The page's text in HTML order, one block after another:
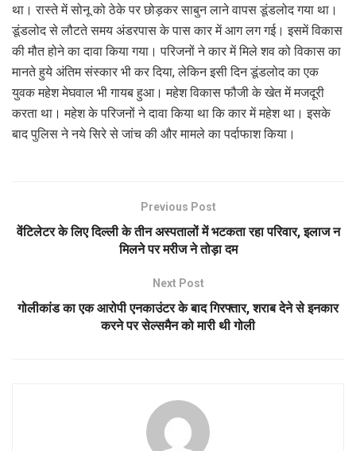
था। रास्ते में सोनू को ठेके पर छोड़कर साबुन लाने वापस डूंडलोद गया था।
डूंडलोद से लौटते समय अंडरपास के पास कार में आग लग गई। इसमें विकास
की मौत होने का दावा किया गया। परिजनों ने कार में मिले शव को विकास का
मानते हुये अंतिम संस्कार भी कर दिया, लेकिन इसी दिन डूंडलोद का एक
युवक महेश मेघवाल भी गायब हुआ। महेश विकास फौजी के खेत में मजदूरी
करता था। महेश के परिजनों ने दावा किया था कि कार में महेश था। इसके
बाद पुलिस ने नये सिरे से जांच की और मामले का पर्दाफाश किया।
Previous Post
वेंटिलेटर के लिए दिल्ली के तीन अस्पतालों में भटकता रहा परिवार, इलाज न
मिलने पर मरीज ने तोड़ा दम
Next Post
गोलीकांड का एक आरोपी एनकाउंटर के बाद गिरफ्तार, शराब देने से इनकार
करने पर सेल्समैन को मारी थी गोली